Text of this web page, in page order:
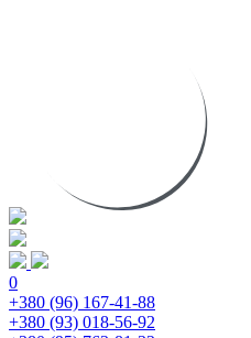
0
+380 (96) 167-41-88
+380 (93) 018-56-92